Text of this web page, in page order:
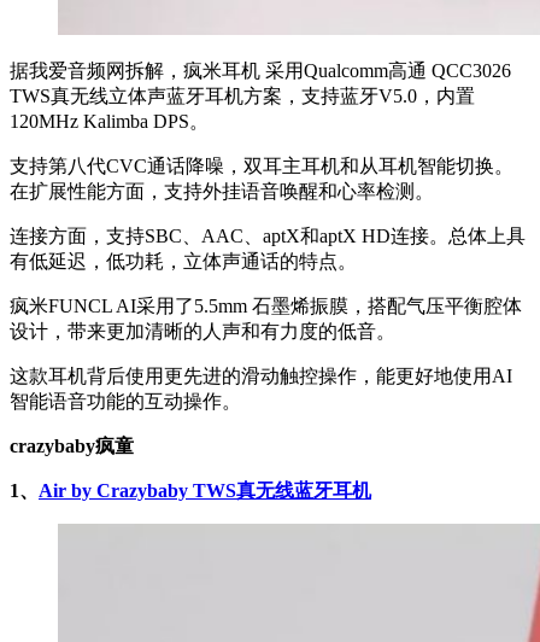
据我爱音频网拆解，疯米耳机 采用Qualcomm高通 QCC3026
TWS真无线立体声蓝牙耳机方案，支持蓝牙V5.0，内置
120MHz Kalimba DPS。
支持第八代CVC通话降噪，双耳主耳机和从耳机智能切换。
在扩展性能方面，支持外挂语音唤醒和心率检测。
连接方面，支持SBC、AAC、aptX和aptX HD连接。总体上具
有低延迟，低功耗，立体声通话的特点。
疯米FUNCL AI采用了5.5mm 石墨烯振膜，搭配气压平衡腔体
设计，带来更加清晰的人声和有力度的低音。
这款耳机背后使用更先进的滑动触控操作，能更好地使用AI
智能语音功能的互动操作。
crazybaby疯童
1、 Air by Crazybaby TWS真无线蓝牙耳机